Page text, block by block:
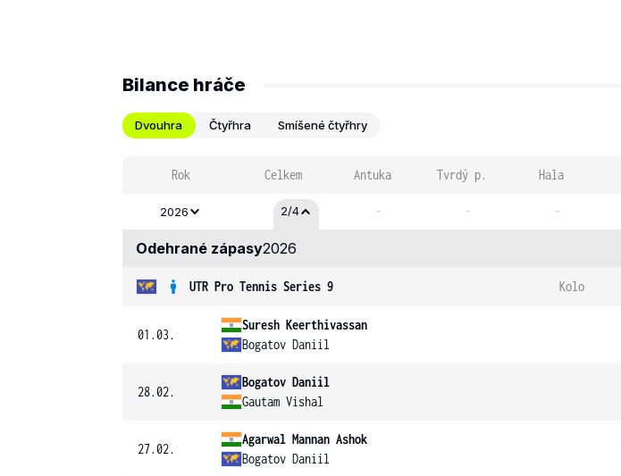
Bilance hráče
Dvouhra Čtyřhra Smíšené čtyřhry
Rok Celkem Antuka Tvrdý p. Hala
2026 2/4 - - -
Odehrané zápasy2026
UTR Pro Tennis Series 9 Kolo
01.03.
Suresh Keerthivassan
Bogatov Daniil
28.02.
Bogatov Daniil
Gautam Vishal
27.02.
Agarwal Mannan Ashok
Bogatov Daniil